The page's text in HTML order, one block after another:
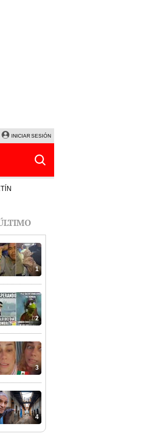
CORTE DE LUZ VIERNES 7 DE AGOSTO
INICIAR SESIÓN
1
2
3
4